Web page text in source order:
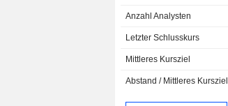
Anzahl Analysten
Letzter Schlusskurs
Mittleres Kursziel
Abstand / Mittleres Kursziel